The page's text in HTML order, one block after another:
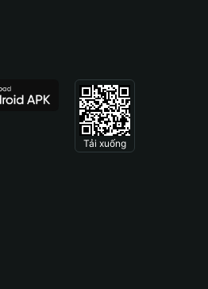
Tải xuống